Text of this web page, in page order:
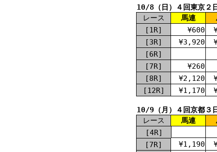
10/8（日）４回東京２
レース
馬連
[1R]
¥600
[3R]
¥3,920
[6R]
[7R]
¥260
[8R]
¥2,120
[12R]
¥1,170
10/9（月）４回京都３
レース
馬連
[4R]
[7R]
¥1,190